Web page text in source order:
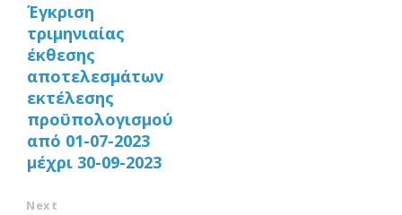
Έγκριση
τριμηνιαίας
έκθεσης
αποτελεσμάτων
εκτέλεσης
προϋπολογισμού
από 01-07-2023
μέχρι 30-09-2023
Next